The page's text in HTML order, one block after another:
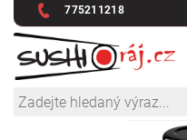
775211218